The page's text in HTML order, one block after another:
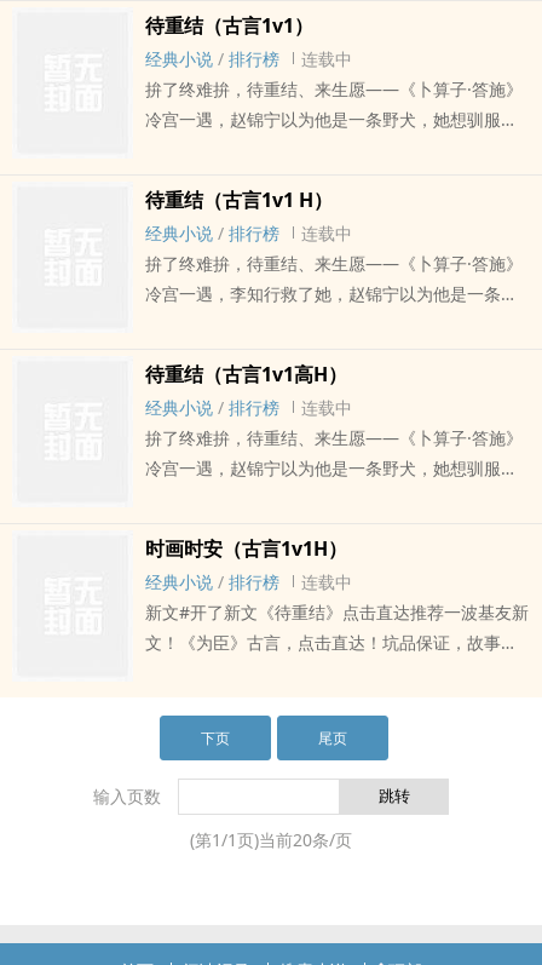
他是健朗正直的好人，请告诉我，你选谁?”夺娶文
案于2025.3.28SC
肉，喜欢水到渠成，不是为了H而H。这个一个古早
且狗血的故事，还有一个别别扭扭且很狗的男主，
没有文笔！大家谨慎入坑！不过作者可爱，爱你
们！
然是为了杀她... 帐顶悬刀，迟迟不落，她想这个男
人是真的没救了。逐金枝文案于23.3.271v1? SC? 男
主重生，破镜重圆。背景架空，勿考究，文案无
能，写的不好。非传统强取豪夺，男女主非善男信
微博@超级止咳糖姜完结文《时画时安》点击直达
待重结（古言1v1）
经典小说 / 排行榜
连载中
拚了终难拚，待重结、来生愿——《卜算子·答施》
冷宫一遇，赵锦宁以为他是一条野犬，她想驯服他
主殿下深夜私会外男，实在有伤风化……”他说她有
伤风化，却在马车上掐着她的腰肢，恣情纵欲。待
重结文案于23.3.271v1? SC? 男主重生，破镜重圆。
非传统强取豪夺，男女主非善男信女，都挺疯狂。
更，100珠珠加更。微博@超级止咳糖姜完结文《时
画时安》点击直达
待重结（古言1v1 H）
经典小说 / 排行榜
连载中
拚了终难拚，待重结、来生愿——《卜算子·答施》
冷宫一遇，李知行救了她，赵锦宁以为他是一条野
礼娶了她。婚后，他对她百般呵护，轻怜重惜，竟
然是为了杀她... 帐顶悬刀，迟迟不落，她想这个男
人是真的没救了。待重结文案于23.3.271v1? SC? 男
主重生，破镜重圆。非传统强取豪夺，男女主非善
能，不如看看正文～日更，100珠珠加更。微博@超
级止咳糖姜完结文《时画时安》点击直达
待重结（古言1v1高H）
经典小说 / 排行榜
连载中
拚了终难拚，待重结、来生愿——《卜算子·答施》
冷宫一遇，赵锦宁以为他是一条野犬，她想驯服他
主殿下深夜私会外男，实在有伤风化……”他说她有
伤风化，却在马车上掐着她的腰肢，恣情纵欲。待
重结文案于23.3.271v1? SC? 男主重生，破镜重圆。
非传统强取豪夺，男女主非善男信女，都挺疯狂。
更，100珠珠加更。微博@超级止咳糖姜完结文《时
画时安》点击直达
时画时安（古言1v1H）
经典小说 / 排行榜
连载中
新文#开了新文《待重结》点击直达推荐一波基友新
文！《为臣》古言，点击直达！坑品保证，故事甜
从大家小姐到卑贱丫鬟，她不曾放弃活着的希望。
她低到烂泥里，烂的不能再烂的时候，他将她托
起，爱若珍宝。……“不对…我被卖了，我没有家
画时安文案与2022.4.18微博@超级止咳糖姜排
还有一个别别扭扭且很狗的男主，没有文笔！大家
下页 尾页
输入页数
(第1/1页)当前20条/页